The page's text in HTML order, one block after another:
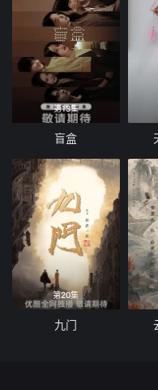
第13集
盲盒
第20集
九门